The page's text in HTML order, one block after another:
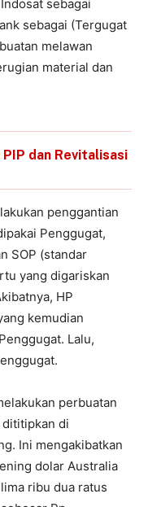
sebagai
sebagai (Tergugat
melawan
material dan
dan Revitalisasi
penggantian
Penggugat,
SOP (standar
yang digariskan
HP
kemudian
Lalu,
perbuatan
di
Ini mengakibatkan
dolar Australia
ribu dua ratus